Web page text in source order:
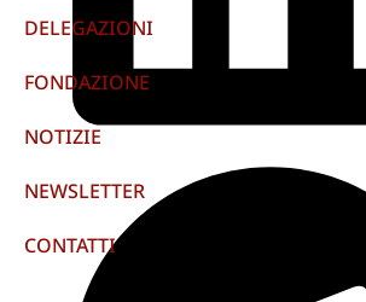
DELEGAZIONI
FONDAZIONE
NOTIZIE
NEWSLETTER
CONTATTI